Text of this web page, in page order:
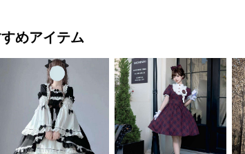
めアイテム